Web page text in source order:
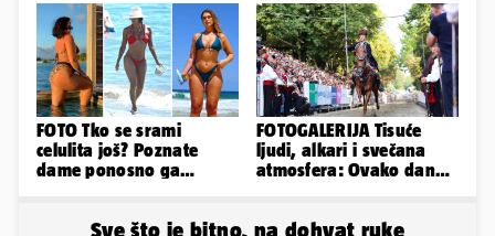
muško...
FOTO Tko se srami
celulita još? Poznate
dame ponosno ga
FOTOGALERIJA Tisuće
ljudi, alkari i svečana
atmosfera: Ovako danas
Sve što je bitno, na dohvat ruke